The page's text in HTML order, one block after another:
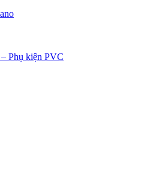
Phụ kiện PVC